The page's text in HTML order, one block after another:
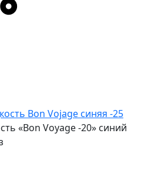
«Bon Voyage -20» синий